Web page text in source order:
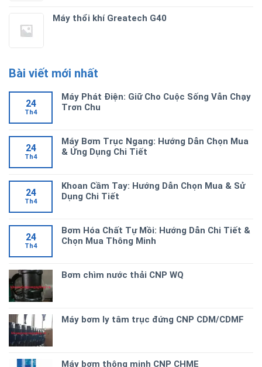
Máy thổi khí Greatech G40
Bài viết mới nhất
24
Th4
Máy Phát Điện: Giữ Cho Cuộc Sống Vẫn Chạy
Trơn Chu
24
Th4
Máy Bơm Trục Ngang: Hướng Dẫn Chọn Mua
& Ứng Dụng Chi Tiết
24
Th4
Khoan Cầm Tay: Hướng Dẫn Chọn Mua & Sử
Dụng Chi Tiết
24
Th4
Bơm Hóa Chất Tự Mồi: Hướng Dẫn Chi Tiết &
Chọn Mua Thông Minh
Bơm chìm nước thải CNP WQ
Máy bơm ly tâm trục đứng CNP CDM/CDMF
Máy bơm thông minh CNP CHME